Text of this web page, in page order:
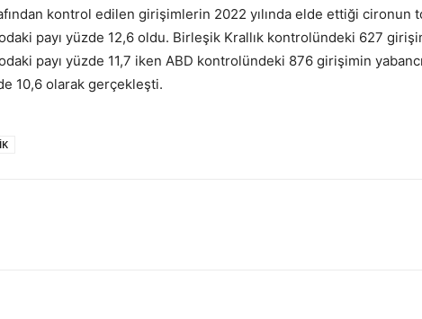
kontrol edilen girişimlerin 2022 yılında elde ettiği cironun
payı yüzde 12,6 oldu. Birleşik Krallık kontrolündeki 627
payı yüzde 11,7 iken ABD kontrolündeki 876 girişimin
10,6 olarak gerçekleşti.